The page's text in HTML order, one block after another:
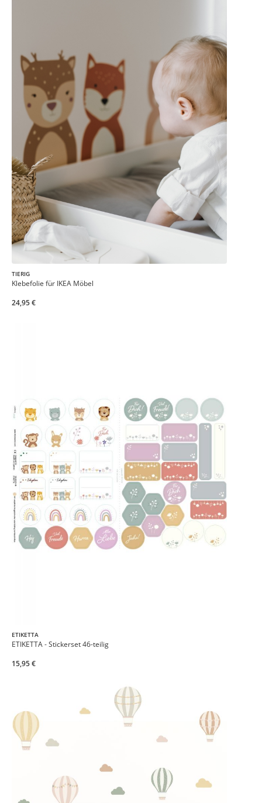
TIERIG
Klebefolie für IKEA Möbel
24,95 €
ETIKETTA
ETIKETTA - Stickerset 46-teilig
15,95 €